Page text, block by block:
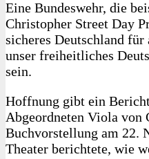
Eine Bundeswehr, die
Christopher Street Day
sicheres Deutschland
unser freiheitliches
sein.
Hoffnung gibt ein
Abgeordneten Viola von
Buchvorstellung am 22.
Theater berichtete, wie